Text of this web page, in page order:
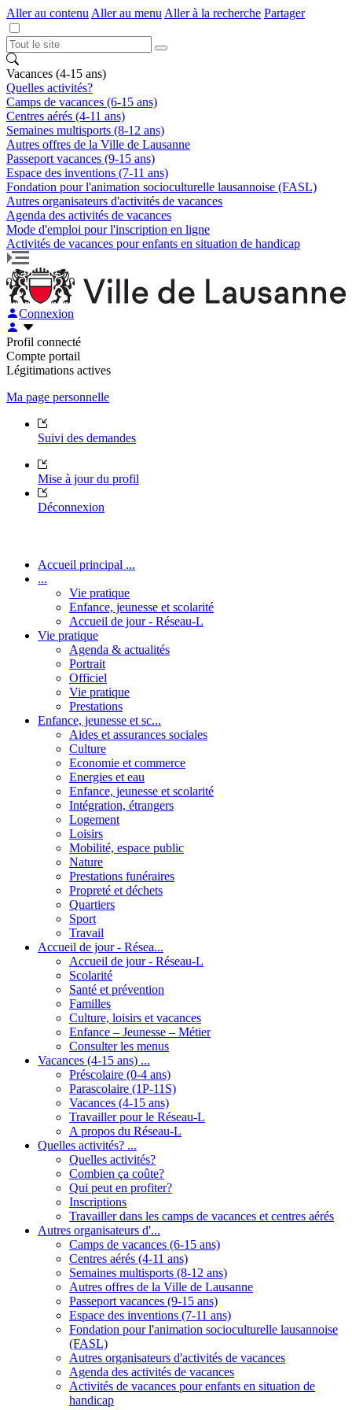
Aller au contenu Aller au menu Aller à la recherche Partager
Vacances (4-15 ans)
Quelles activités?
Camps de vacances (6-15 ans)
Centres aérés (4-11 ans)
Semaines multisports (8-12 ans)
Autres offres de la Ville de Lausanne
Passeport vacances (9-15 ans)
Espace des inventions (7-11 ans)
Fondation pour l'animation socioculturelle lausannoise (FASL)
Autres organisateurs d'activités de vacances
Agenda des activités de vacances
Mode d'emploi pour l'inscription en ligne
Activités de vacances pour enfants en situation de handicap
Connexion
Profil connecté
Compte portail
Légitimations actives
Ma page personnelle
Suivi des demandes
Mise à jour du profil
Déconnexion
Accueil principal ...
...
Vie pratique
Enfance, jeunesse et scolarité
Accueil de jour - Réseau-L
Vie pratique
Agenda & actualités
Portrait
Officiel
Vie pratique
Prestations
Enfance, jeunesse et sc...
Aides et assurances sociales
Culture
Economie et commerce
Energies et eau
Enfance, jeunesse et scolarité
Intégration, étrangers
Logement
Loisirs
Mobilité, espace public
Nature
Prestations funéraires
Propreté et déchets
Quartiers
Sport
Travail
Accueil de jour - Résea...
Accueil de jour - Réseau-L
Scolarité
Santé et prévention
Familles
Culture, loisirs et vacances
Enfance – Jeunesse – Métier
Consulter les menus
Vacances (4-15 ans) ...
Préscolaire (0-4 ans)
Parascolaire (1P-11S)
Vacances (4-15 ans)
Travailler pour le Réseau-L
A propos du Réseau-L
Quelles activités? ...
Quelles activités?
Combien ça coûte?
Qui peut en profiter?
Inscriptions
Travailler dans les camps de vacances et centres aérés
Autres organisateurs d'...
Camps de vacances (6-15 ans)
Centres aérés (4-11 ans)
Semaines multisports (8-12 ans)
Autres offres de la Ville de Lausanne
Passeport vacances (9-15 ans)
Espace des inventions (7-11 ans)
Fondation pour l'animation socioculturelle lausannoise
(FASL)
Autres organisateurs d'activités de vacances
Agenda des activités de vacances
Activités de vacances pour enfants en situation de
handicap